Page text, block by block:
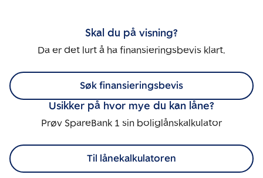
Skal du på visning?
Da er det lurt å ha finansieringsbevis klart.
Søk finansieringsbevis
Usikker på hvor mye du kan låne?
Prøv SpareBank 1 sin boliglånskalkulator
Til lånekalkulatoren